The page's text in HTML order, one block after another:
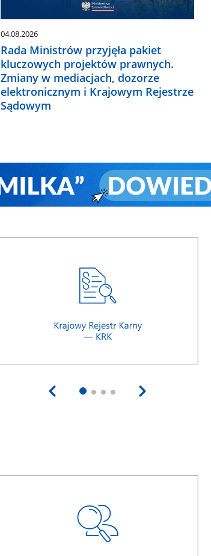
04.08.2026
Rada Ministrów przyjęła pakiet
kluczowych projektów prawnych.
Zmiany w mediacjach, dozorze
elektronicznym i Krajowym Rejestrze
Sądowym